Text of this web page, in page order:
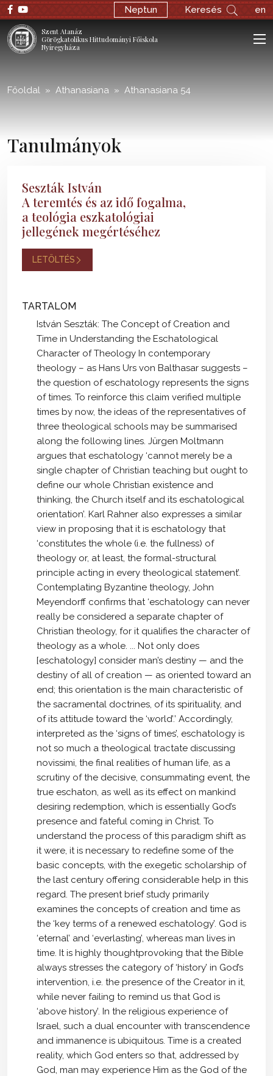
; Neptun Keresés en
Szent Atanáz
Görögkatolikus Hittudományi Főiskola
Nyíregyháza
Főoldal Athanasiana Athanasiana 54
Tanulmányok
Seszták István
A teremtés és az idő fogalma,
a teológia eszkatológiai
jellegének megértéséhez
LETÖLTÉS
TARTALOM
István Seszták: The Concept of Creation and
Time in Understanding the Eschatological
Character of Theology In contemporary
theology – as Hans Urs von Balthasar suggests –
the question of eschatology represents the signs
of times. To reinforce this claim verified multiple
times by now, the ideas of the representatives of
three theological schools may be summarised
along the following lines. Jürgen Moltmann
argues that eschatology ‘cannot merely be a
single chapter of Christian teaching but ought to
define our whole Christian existence and
thinking, the Church itself and its eschatological
orientation’. Karl Rahner also expresses a similar
view in proposing that it is eschatology that
‘constitutes the whole (i.e. the fullness) of
theology or, at least, the formal-structural
principle acting in every theological statement’.
Contemplating Byzantine theology, John
Meyendorff confirms that ‘eschatology can never
really be considered a separate chapter of
Christian theology, for it qualifies the character of
theology as a whole. ... Not only does
[eschatology] consider man’s destiny — and the
destiny of all of creation — as oriented toward an
end; this orientation is the main characteristic of
the sacramental doctrines, of its spirituality, and
of its attitude toward the ‘world’.’ Accordingly,
interpreted as the ‘signs of times’, eschatology is
not so much a theological tractate discussing
novissimi, the final realities of human life, as a
scrutiny of the decisive, consummating event, the
true eschaton, as well as its effect on mankind
desiring redemption, which is essentially God’s
presence and fateful coming in Christ. To
understand the process of this paradigm shift as
it were, it is necessary to redefine some of the
basic concepts, with the exegetic scholarship of
the last century offering considerable help in this
regard. The present brief study primarily
examines the concepts of creation and time as
the ‘key terms of a renewed eschatology’. God is
‘eternal’ and ‘everlasting’, whereas man lives in
time. It is highly thoughtprovoking that the Bible
always stresses the category of ‘history’ in God’s
intervention, i.e. the presence of the Creator in it,
while never failing to remind us that God is
‘above history’. In the religious experience of
Israel, such a dual encounter with transcendence
and immanence is ubiquitous. Time is a created
reality, which God enters so that, addressed by
God, man may experience Him as the God of the